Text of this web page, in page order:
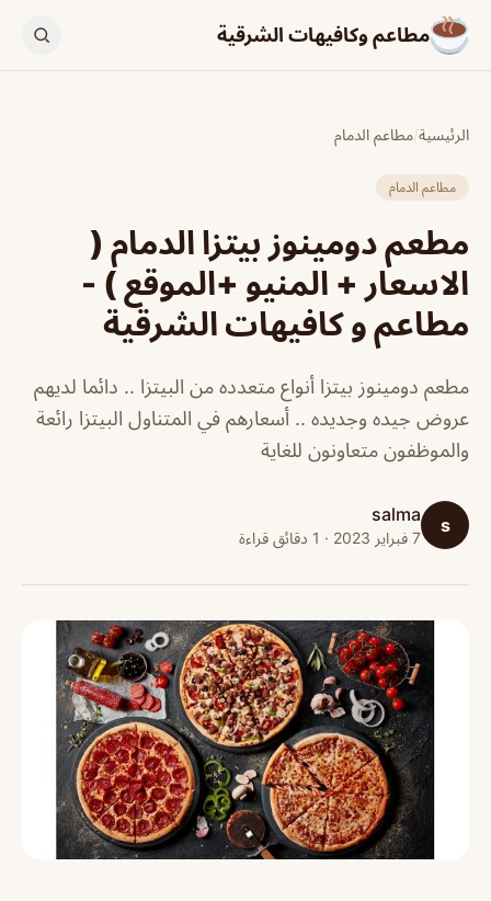
مطاعم وكافيهات الشرقية
الرئيسية/مطاعم الدمام
مطاعم الدمام
مطعم دومينوز بيتزا الدمام (
الاسعار + المنيو +الموقع ) -
مطاعم و كافيهات الشرقية
مطعم دومينوز بيتزا أنواع متعدده من البيتزا .. دائما لديهم
عروض جيده وجديده .. أسعارهم في المتناول البيتزا رائعة
والموظفون متعاونون للغاية
s
salma
7 فبراير 2023 · 1 دقائق قراءة